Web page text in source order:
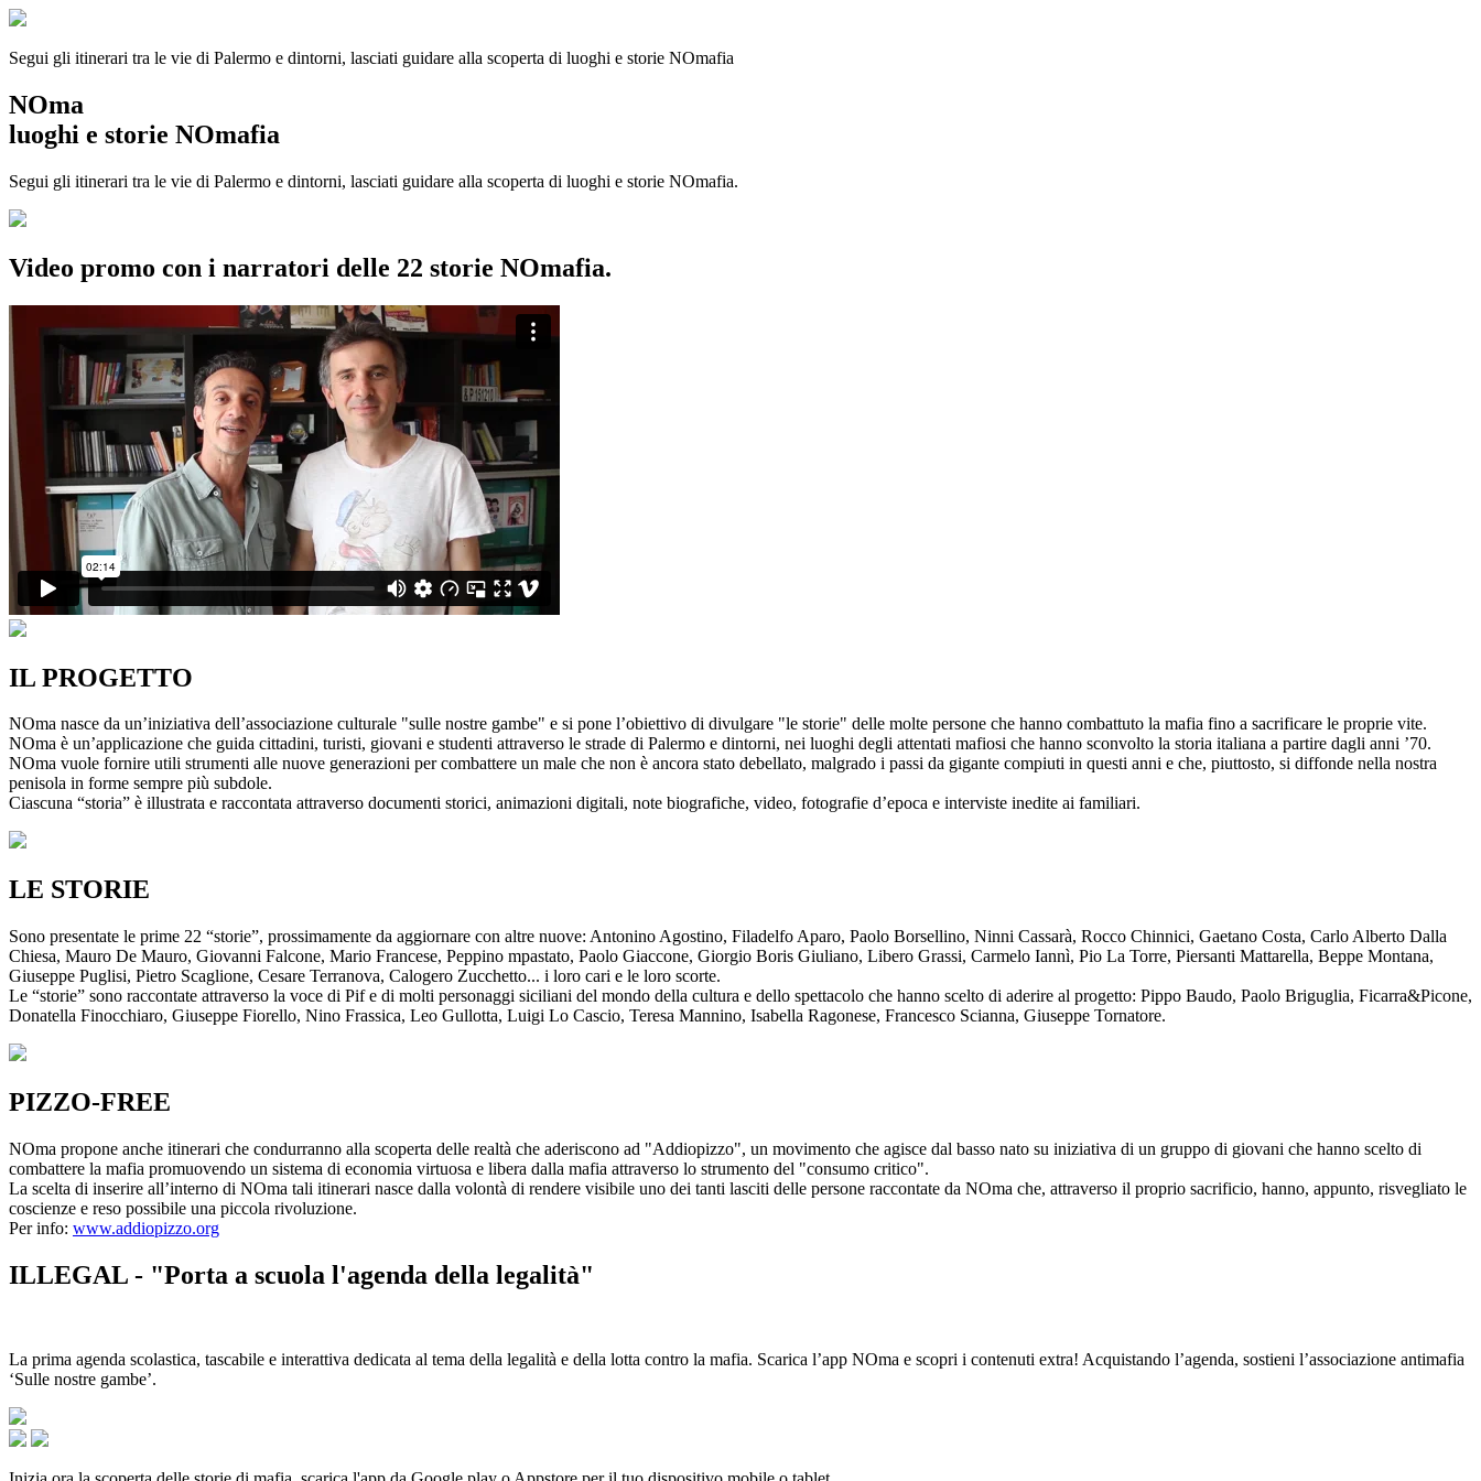
Segui gli itinerari tra le vie di Palermo e dintorni, lasciati guidare alla scoperta di luoghi e storie NOmafia
NOma
luoghi e storie NOmafia
Segui gli itinerari tra le vie di Palermo e dintorni, lasciati guidare alla scoperta di luoghi e storie NOmafia.
Video promo con i narratori delle 22 storie NOmafia.
IL PROGETTO
NOma nasce da un’iniziativa dell’associazione culturale "sulle nostre gambe" e si pone l’obiettivo di divulgare "le storie" delle molte persone che hanno combattuto la mafia fino a sacrificare le proprie vite.
NOma è un’applicazione che guida cittadini, turisti, giovani e studenti attraverso le strade di Palermo e dintorni, nei luoghi degli attentati mafiosi che hanno sconvolto la storia italiana a partire dagli anni ’70.
NOma vuole fornire utili strumenti alle nuove generazioni per combattere un male che non è ancora stato debellato, malgrado i passi da gigante compiuti in questi anni e che, piuttosto, si diffonde nella nostra
penisola in forme sempre più subdole.
Ciascuna “storia” è illustrata e raccontata attraverso documenti storici, animazioni digitali, note biografiche, video, fotografie d’epoca e interviste inedite ai familiari.
LE STORIE
Sono presentate le prime 22 “storie”, prossimamente da aggiornare con altre nuove: Antonino Agostino, Filadelfo Aparo, Paolo Borsellino, Ninni Cassarà, Rocco Chinnici, Gaetano Costa, Carlo Alberto Dalla
Chiesa, Mauro De Mauro, Giovanni Falcone, Mario Francese, Peppino mpastato, Paolo Giaccone, Giorgio Boris Giuliano, Libero Grassi, Carmelo Iannì, Pio La Torre, Piersanti Mattarella, Beppe Montana,
Giuseppe Puglisi, Pietro Scaglione, Cesare Terranova, Calogero Zucchetto... i loro cari e le loro scorte.
Le “storie” sono raccontate attraverso la voce di Pif e di molti personaggi siciliani del mondo della cultura e dello spettacolo che hanno scelto di aderire al progetto: Pippo Baudo, Paolo Briguglia, Ficarra&Picone,
Donatella Finocchiaro, Giuseppe Fiorello, Nino Frassica, Leo Gullotta, Luigi Lo Cascio, Teresa Mannino, Isabella Ragonese, Francesco Scianna, Giuseppe Tornatore.
PIZZO-FREE
NOma propone anche itinerari che condurranno alla scoperta delle realtà che aderiscono ad "Addiopizzo", un movimento che agisce dal basso nato su iniziativa di un gruppo di giovani che hanno scelto di
combattere la mafia promuovendo un sistema di economia virtuosa e libera dalla mafia attraverso lo strumento del "consumo critico".
La scelta di inserire all’interno di NOma tali itinerari nasce dalla volontà di rendere visibile uno dei tanti lasciti delle persone raccontate da NOma che, attraverso il proprio sacrificio, hanno, appunto, risvegliato le
coscienze e reso possibile una piccola rivoluzione.
Per info: www.addiopizzo.org
ILLEGAL - "Porta a scuola l'agenda della legalità"
La prima agenda scolastica, tascabile e interattiva dedicata al tema della legalità e della lotta contro la mafia. Scarica l’app NOma e scopri i contenuti extra! Acquistando l’agenda, sostieni l’associazione antimafia
‘Sulle nostre gambe’.